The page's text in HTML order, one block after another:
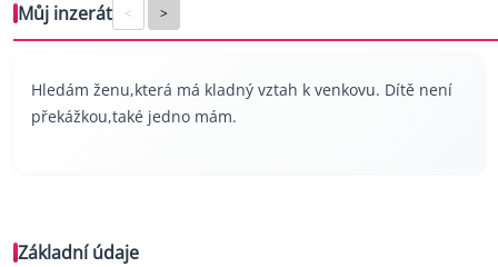
Můj inzerát < >
Hledám ženu,která má kladný vztah k venkovu. Dítě není
překážkou,také jedno mám.
Základní údaje